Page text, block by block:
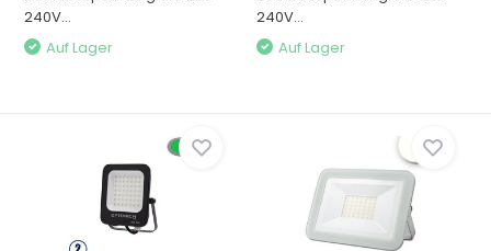
240V...
Auf Lager
240V...
Auf Lager